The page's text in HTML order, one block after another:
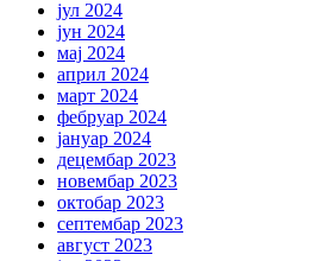
јул 2024
јун 2024
мај 2024
април 2024
март 2024
фебруар 2024
јануар 2024
децембар 2023
новембар 2023
октобар 2023
септембар 2023
август 2023